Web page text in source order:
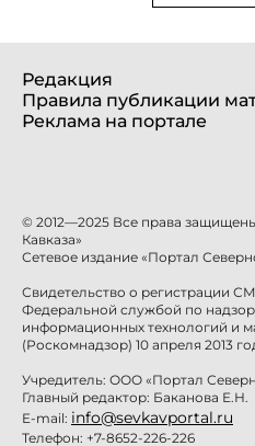
Редакция
Правила публикации
Реклама на портале
© 2012—2025 Все права
Кавказа»
Сетевое издание «Портал
Свидетельство о регистрации
Федеральной службой по
информационных технологий и
(Роскомнадзор) 10 апреля 2013
Учредитель: ООО «Портал
Главный редактор: Баканова Е.Н.
E-mail: info@sevkavportal.ru
Телефон: +7-8652-226-226